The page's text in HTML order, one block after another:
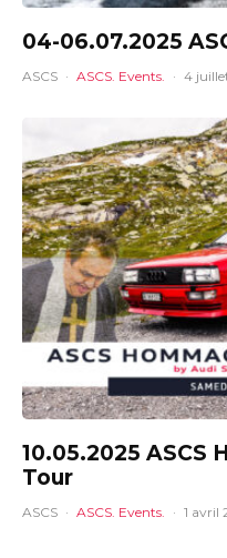
04-06.07.2025
ASCS · ASCS. Events. · 4
10.05.2025 ASCS
Tour
ASCS · ASCS. Events. · 1 avril